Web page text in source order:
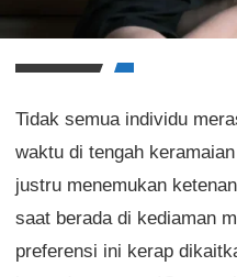
Tidak semua individu
waktu di tengah
justru menemukan
saat berada di kediaman
preferensi ini kerap